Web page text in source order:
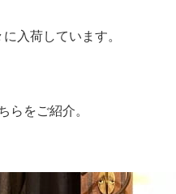
入荷しています。
らをご紹介。